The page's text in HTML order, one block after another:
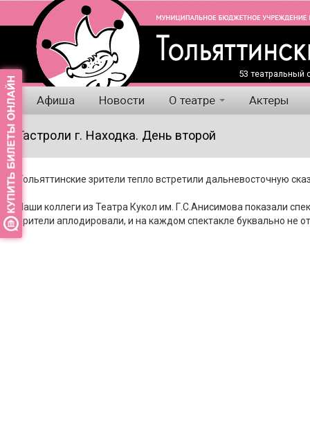
53 театральный
Афиша Новости О театре Актеры
Гастроли г. Находка. День второй
Тольяттинские зрители тепло встретили дальневосточную
Наши коллеги из Театра Кукол им. Г.С.Анисимова показали
Зрители аплодировали, и на каждом спектакле буквально не